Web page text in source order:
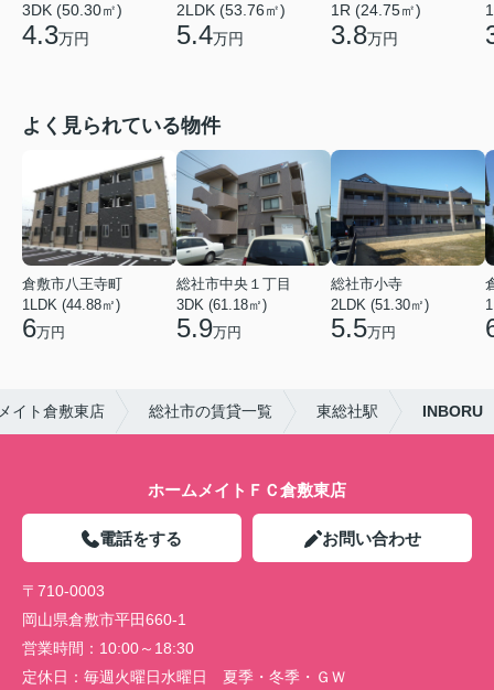
3DK (50.30㎡)
4.3万円
2LDK (53.76㎡)
5.4万円
1R (24.75㎡)
3.8万円
よく見られている物件
倉敷市八王寺町
1LDK (44.88㎡)
6万円
総社市中央１丁目
3DK (61.18㎡)
5.9万円
総社市小寺
2LDK (51.30㎡)
5.5万円
イト倉敷東店 総社市の賃貸一覧 東総社駅 INBORU
ホームメイトＦＣ倉敷東店
電話をする お問い合わせ
〒710-0003
岡山県倉敷市平田660-1
営業時間： 10:00～18:30
定休日： 毎週火曜日水曜日 夏季・冬季・ＧＷ